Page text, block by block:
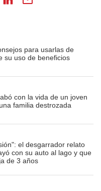
para usarlas de
su uso de beneficios
con la vida de un joven
familia destrozada
el desgarrador relato
con su auto al lago y que
de 3 años